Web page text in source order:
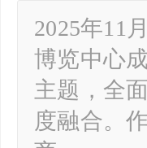
2025年11
博览中心
主题，全
度融合。